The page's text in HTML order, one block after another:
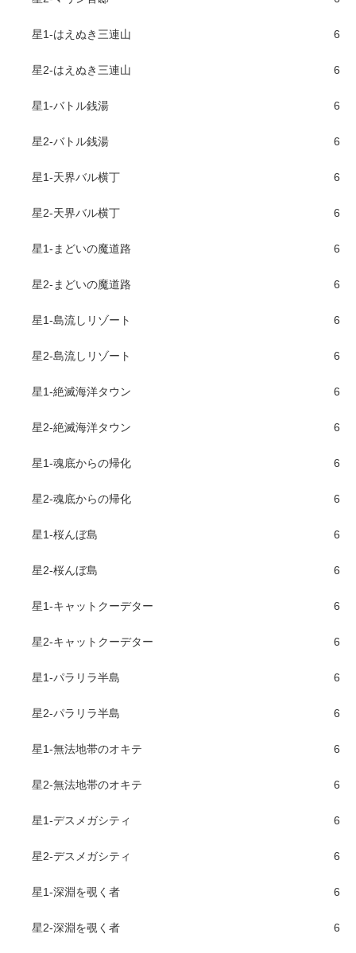
星1-はえぬき三連山 6
星2-はえぬき三連山 6
星1-バトル銭湯 6
星2-バトル銭湯 6
星1-天界バル横丁 6
星2-天界バル横丁 6
星1-まどいの魔道路 6
星2-まどいの魔道路 6
星1-島流しリゾート 6
星2-島流しリゾート 6
星1-絶滅海洋タウン 6
星2-絶滅海洋タウン 6
星1-魂底からの帰化 6
星2-魂底からの帰化 6
星1-桜んぼ島 6
星2-桜んぼ島 6
星1-キャットクーデター 6
星2-キャットクーデター 6
星1-パラリラ半島 6
星2-パラリラ半島 6
星1-無法地帯のオキテ 6
星2-無法地帯のオキテ 6
星1-デスメガシティ 6
星2-デスメガシティ 6
星1-深淵を覗く者 6
星2-深淵を覗く者 6